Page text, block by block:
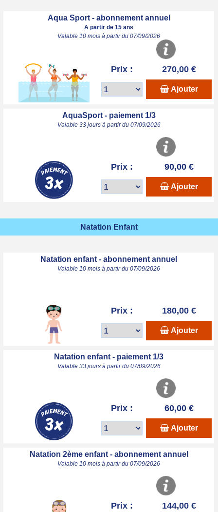
Aqua Sport - abonnement annuel
A partir de 15 ans
Valable 10 mois à partir du 07/09/2026
Prix : 270,00 €
Ajouter
AquaSport - paiement 1/3
Valable 33 jours à partir du 07/09/2026
Prix : 90,00 €
Ajouter
Natation Enfant
Natation enfant - abonnement annuel
Valable 10 mois à partir du 07/09/2026
Prix : 180,00 €
Ajouter
Natation enfant - paiement 1/3
Valable 33 jours à partir du 07/09/2026
Prix : 60,00 €
Ajouter
Natation 2ème enfant - abonnement annuel
Valable 10 mois à partir du 07/09/2026
Prix : 144,00 €